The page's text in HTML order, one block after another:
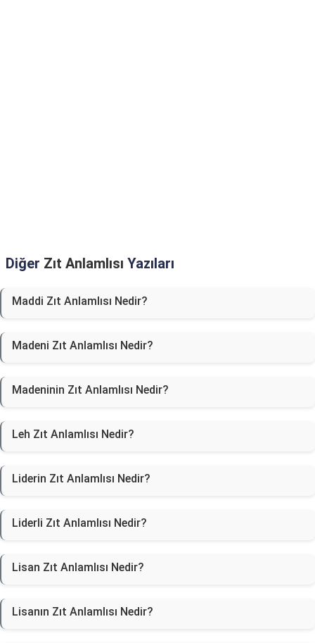
Diğer Zıt Anlamlısı Yazıları
Maddi Zıt Anlamlısı Nedir?
Madeni Zıt Anlamlısı Nedir?
Madeninin Zıt Anlamlısı Nedir?
Leh Zıt Anlamlısı Nedir?
Liderin Zıt Anlamlısı Nedir?
Liderli Zıt Anlamlısı Nedir?
Lisan Zıt Anlamlısı Nedir?
Lisanın Zıt Anlamlısı Nedir?